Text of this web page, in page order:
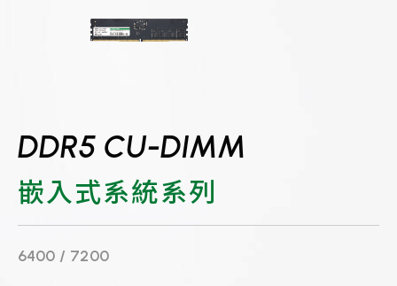
DDR5 CU-DIMM
嵌入式系統系列
6400 / 7200